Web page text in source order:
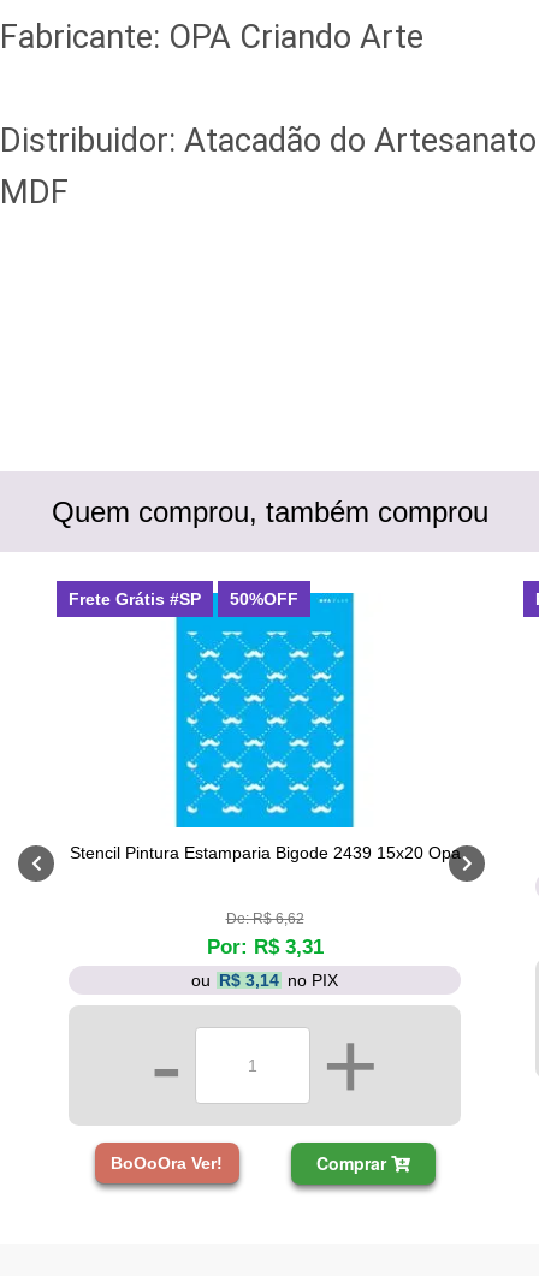
Fabricante: OPA Criando Arte
Distribuidor: Atacadão do Artesanato
MDF
Quem comprou, também comprou
Stencil Pintura Estamparia Bigode 2439 15x20 Opa
De: R$ 6,62
Por: R$ 3,31
ou R$ 3,14 no PIX
- +
BoOoOra Ver! Comprar
Frete Grátis #SP 50%OFF